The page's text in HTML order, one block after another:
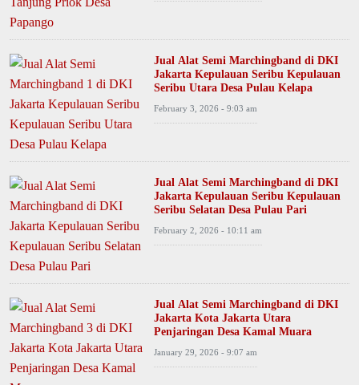
Jual Alat Semi Marchingband di DKI
Jakarta Kepulauan Seribu Kepulauan
Seribu Utara Desa Pulau Kelapa
February 3, 2026 - 9:03 am
Jual Alat Semi Marchingband di DKI
Jakarta Kepulauan Seribu Kepulauan
Seribu Selatan Desa Pulau Pari
February 2, 2026 - 10:11 am
Jual Alat Semi Marchingband di DKI
Jakarta Kota Jakarta Utara
Penjaringan Desa Kamal Muara
January 29, 2026 - 9:07 am